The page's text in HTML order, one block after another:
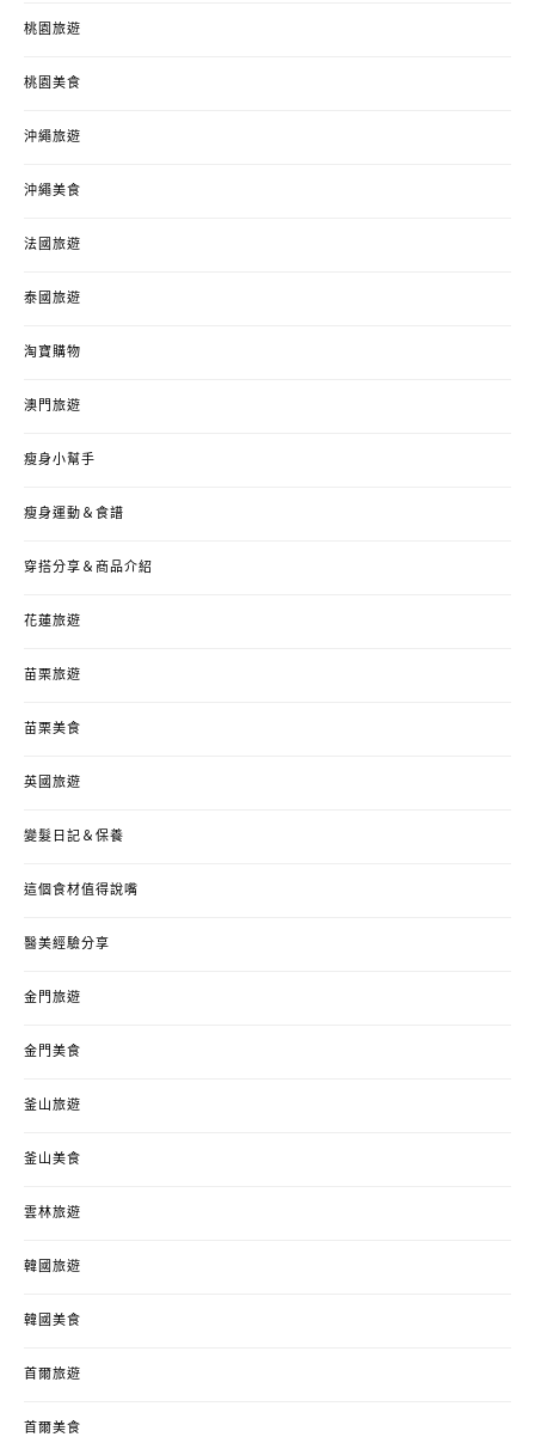
桃園旅遊
桃園美食
沖繩旅遊
沖繩美食
法國旅遊
泰國旅遊
淘寶購物
澳門旅遊
瘦身小幫手
瘦身運動＆食譜
穿搭分享＆商品介紹
花蓮旅遊
苗栗旅遊
苗栗美食
英國旅遊
變髮日記＆保養
這個食材值得說嘴
醫美經驗分享
金門旅遊
金門美食
釜山旅遊
釜山美食
雲林旅遊
韓國旅遊
韓國美食
首爾旅遊
首爾美食